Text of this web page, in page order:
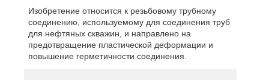
Изобретение относится к резьбовому трубному
соединению, используемому для соединения труб
для нефтяных скважин, и направлено на
предотвращение пластической деформации и
повышение герметичности соединения.